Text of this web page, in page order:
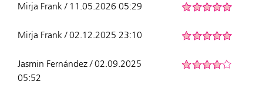
Mirja Frank / 11.05.2026 05:29
Mirja Frank / 02.12.2025 23:10
Jasmin Fernández / 02.09.2025
05:52